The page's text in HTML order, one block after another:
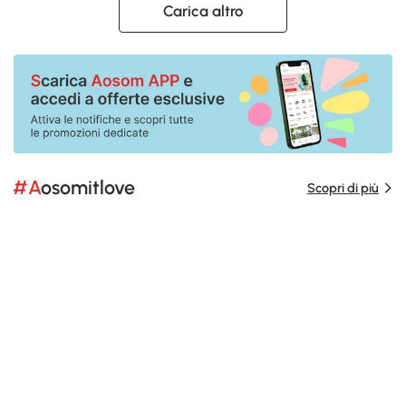
Carica altro
#Aosomitlove Scopri di più